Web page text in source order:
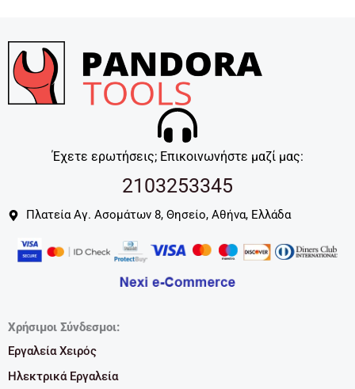
Έχετε ερωτήσεις; Επικοινωνήστε μαζί μας:
2103253345
Πλατεία Αγ. Ασομάτων 8, Θησείο, Αθήνα, Ελλάδα
Χρήσιμοι Σύνδεσμοι:
Εργαλεία Χειρός
Ηλεκτρικά Εργαλεία